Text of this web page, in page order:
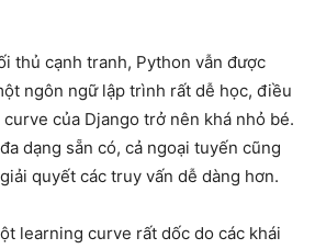
thủ cạnh tranh, Python vẫn được
ngôn ngữ lập trình rất dễ học, điều
của Django trở nên khá nhỏ bé.
dạng sẵn có, cả ngoại tuyến cũng
quyết các truy vấn dễ dàng hơn.
learning curve rất dốc do các khái